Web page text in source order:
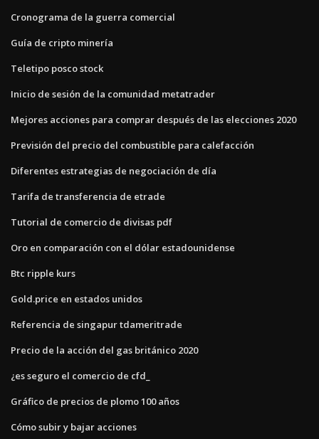
Cronograma de la guerra comercial
Guía de cripto minería
Teletipo posco stock
Inicio de sesión de la comunidad metatrader
Mejores acciones para comprar después de las elecciones 2020
Previsión del precio del combustible para calefacción
Diferentes estrategias de negociación de día
Tarifa de transferencia de etrade
Tutorial de comercio de divisas pdf
Oro en comparación con el dólar estadounidense
Btc ripple kurs
Gold.price en estados unidos
Referencia de singapur tdameritrade
Precio de la acción del gas británico 2020
¿es seguro el comercio de cfd_
Gráfico de precios de plomo 100 años
Cómo subir y bajar acciones